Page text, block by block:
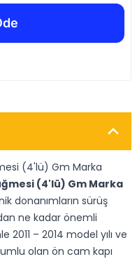
(4'lü) Gm Marka
(4'lü) Gm Marka
donanımların sürüş
ne kadar önemli
– 2014 model yılı ve
olan ön cam kapı